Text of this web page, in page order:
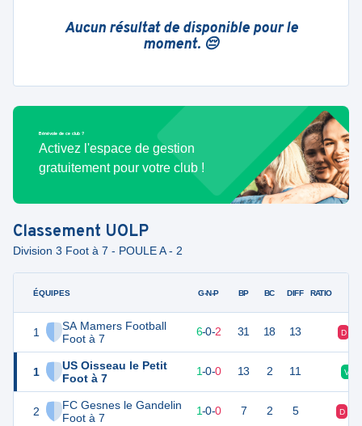
Aucun résultat de disponible pour le
moment. 😔
Bénévole de ce club ?
Activez l'espace de gestion
gratuitement pour votre club !
Classement UOLP
Division 3 Foot à 7 - POULE A - 2
ÉQUIPES
1
SA Mamers Football
Foot à 7
1
US Oisseau le Petit
Foot à 7
2
FC Gesnes le Gandelin
Foot à 7
G-N-P BP BC DIFF RATIO
18 6-0-2 31 18 13 D
3 1-0-0 13 2 11 V
3 1 1-0-0 7 2 5 D